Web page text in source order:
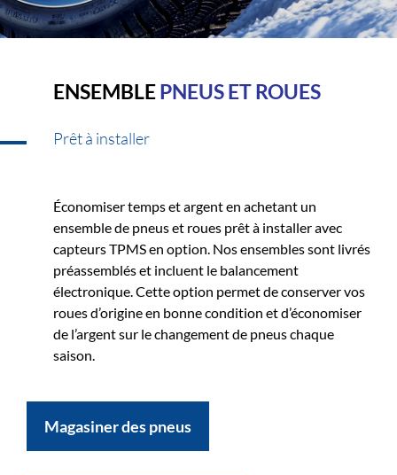
ENSEMBLEPNEUS ET ROUES
Prêt à installer
Économiser temps et argent en achetant un
ensemble de pneus et roues prêt à installer avec
capteurs TPMS en option. Nos ensembles sont livrés
préassemblés et incluent le balancement
électronique. Cette option permet de conserver vos
roues d’origine en bonne condition et d’économiser
de l’argent sur le changement de pneus chaque
saison.
Magasiner des pneus